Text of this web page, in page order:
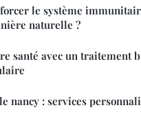
le système
naturelle ?
santé avec un traitement
nancy : services